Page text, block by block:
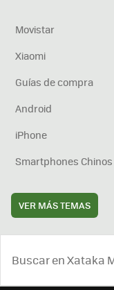
Movistar
Xiaomi
Guías de compra
Android
iPhone
Smartphones Chinos
VER MÁS TEMAS